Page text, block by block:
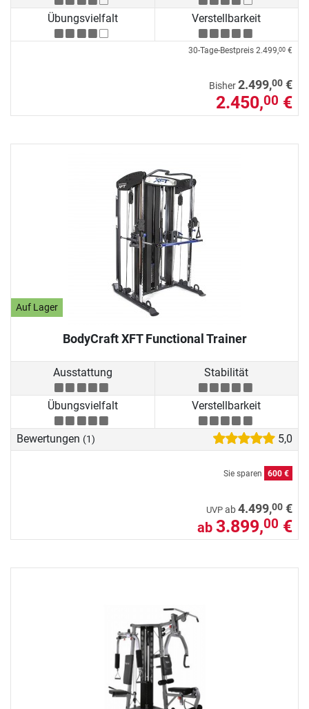
Übungsvielfalt Verstellbarkeit
30-Tage-Bestpreis 2.499,00 €
Bisher2.499,00 €
2.450,00 €
Auf Lager
BodyCraft XFT Functional Trainer
Ausstattung Stabilität
Übungsvielfalt Verstellbarkeit
Bewertungen (1) 5,0
Sie sparen 600 €
UVP ab4.499,00 €
ab 3.899,00 €